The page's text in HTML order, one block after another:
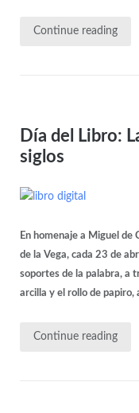
Continue reading
Día del Libro:
siglos
En homenaje a Miguel
de la Vega, cada 23 de
soportes de la palabra, a
arcilla y el rollo de papiro,
Continue reading